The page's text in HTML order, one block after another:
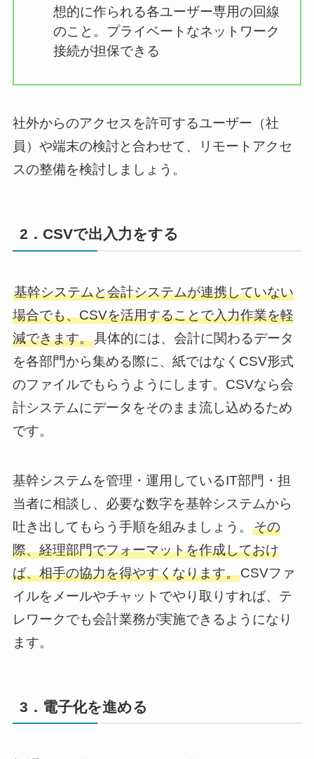
想的に作られる各ユーザー専用の回線
のこと。プライベートなネットワーク
接続が担保できる
社外からのアクセスを許可するユーザー（社
員）や端末の検討と合わせて、リモートアクセ
スの整備を検討しましょう。
2．CSVで出入力をする
基幹システムと会計システムが連携していない
場合でも、CSVを活用することで入力作業を軽
減できます。具体的には、会計に関わるデータ
を各部門から集める際に、紙ではなくCSV形式
のファイルでもらうようにします。CSVなら会
計システムにデータをそのまま流し込めるため
です。
基幹システムを管理・運用しているIT部門・担
当者に相談し、必要な数字を基幹システムから
吐き出してもらう手順を組みましょう。 その
際、経理部門でフォーマットを作成しておけ
ば、相手の協力を得やすくなります。CSVファ
イルをメールやチャットでやり取りすれば、テ
レワークでも会計業務が実施できるようになり
ます。
3．電子化を進める